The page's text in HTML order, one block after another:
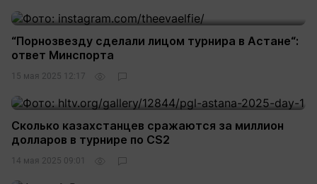
“Порнозвезду сделали лицом турнира в Астане“:
ответ Минспорта
15 мая 2025 12:17
Сколько казахстанцев сражаются за миллион
долларов в турнире по CS2
14 мая 2025 09:01